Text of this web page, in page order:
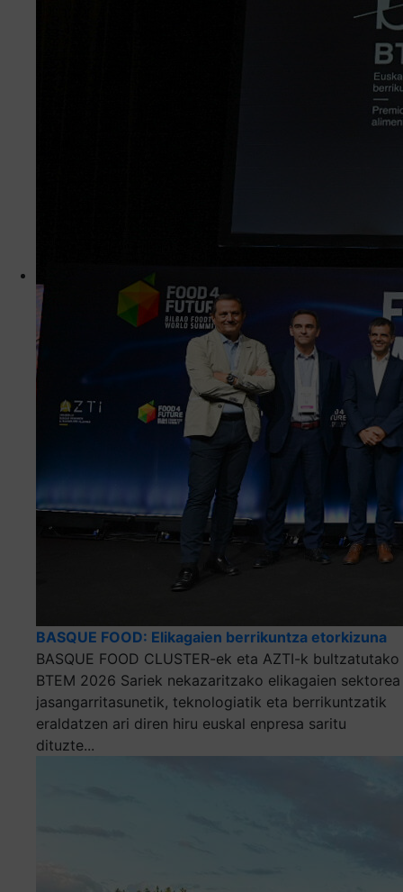
BASQUE FOOD: Elikagaien berrikuntza etorkizuna
BASQUE FOOD CLUSTER-ek eta AZTI-k bultzatutako
BTEM 2026 Sariek nekazaritzako elikagaien sektorea
jasangarritasunetik, teknologiatik eta berrikuntzatik
eraldatzen ari diren hiru euskal enpresa saritu
dituzte...